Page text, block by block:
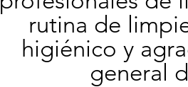
rutina de
higiénico y
general